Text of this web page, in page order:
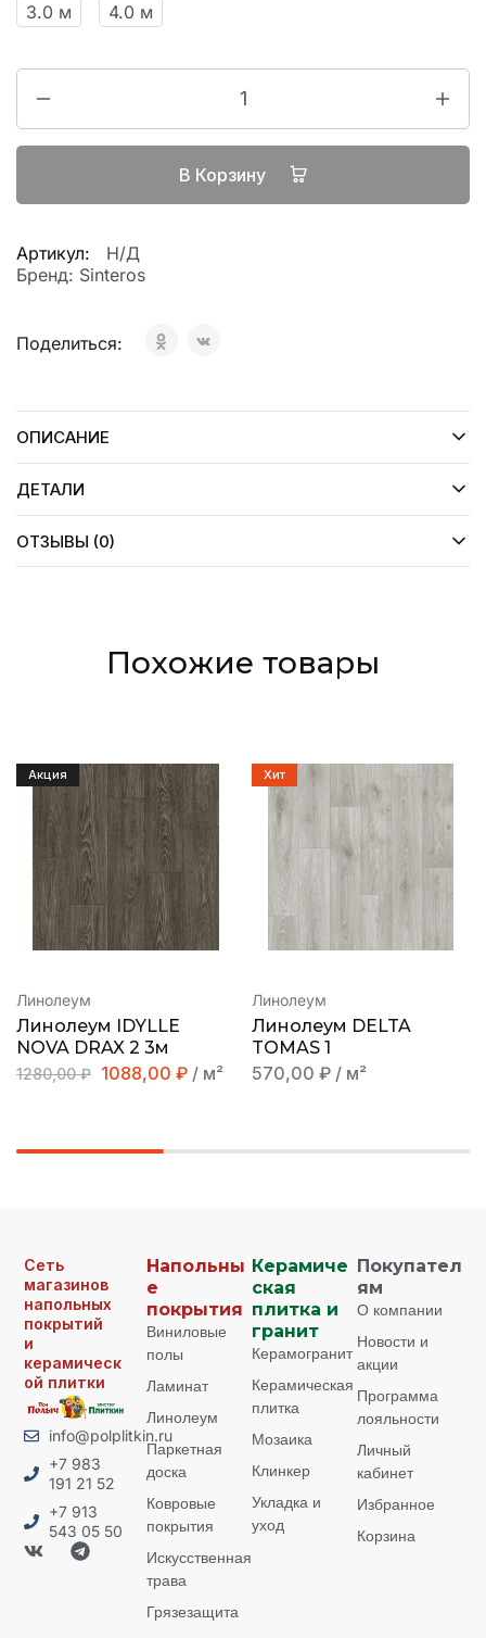
3.0 м 4.0 м
В Корзину
Артикул:
Н/Д
Бренд: Sinteros
Поделиться:
ОПИСАНИЕ
ДЕТАЛИ
ОТЗЫВЫ (0)
Похожие товары
Акция
Линолеум
Линолеум IDYLLE
NOVA DRAX 2 3м
1280,00₽ 1088,00 ₽ / м²
Хит
Линолеум
Линолеум DELTA
TOMAS 1
570,00 ₽ / м²
Сеть
магазинов
напольных
покрытий
и
керамическ
ой плитки
info@polplitkin.ru
+7 983
191 21 52
+7 913
543 05 50
Напольны
е
покрытия
Виниловые
полы
Ламинат
Линолеум
Паркетная
доска
Ковровые
покрытия
Искусственная
трава
Грязезащита
Керамиче
ская
плитка и
гранит
Керамогранит
Керамическая
плитка
Мозаика
Клинкер
Укладка и
уход
Покупател
ям
О компании
Новости и
акции
Программа
лояльности
Личный
кабинет
Избранное
Корзина